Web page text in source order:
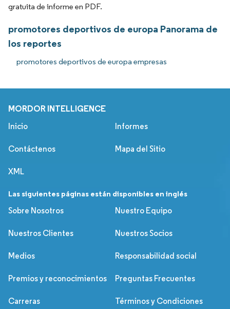
gratuita de informe en PDF.
promotores deportivos de europa Panorama de
los reportes
promotores deportivos de europa empresas
MORDOR INTELLIGENCE
Inicio Informes
Contáctenos Mapa del Sitio
XML
Las siguientes páginas están disponibles en inglés
Sobre Nosotros
Nuestro Equipo
Nuestros Clientes Nuestros Socios
Medios Responsabilidad social
Premios y reconocimientos Preguntas Frecuentes
Carreras Términos y Condiciones